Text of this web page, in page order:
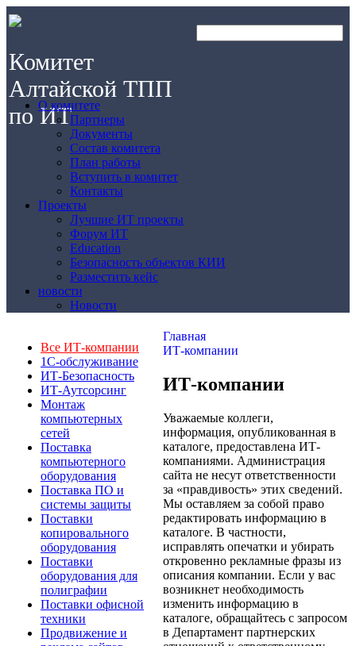
Комитет
Алтайской ТПП
по ИТ
О комитете
Партнеры
Документы
Состав комитета
План работы
Вступить в комитет
Контакты
Проекты
Лучшие ИТ проекты
Форум ИТ
Education
Безопасность объектов КИИ
Разместить кейс
новости
Новости
Все ИТ-компании
1С-обслуживание
ИТ-Безопасность
ИТ-Аутсорсинг
Монтаж
компьютерных
сетей
Поставка
компьютерного
оборудования
Поставка ПО и
системы защиты
Поставки
копировального
оборудования
Поставки
оборудования для
полиграфии
Поставки офисной
техники
Продвижение и
Главная
ИТ-компании
ИТ-компании
Уважаемые коллеги,
информация, опубликованная в
каталоге, предоставлена ИТ-
компаниями. Администрация
сайта не несут ответственности
за «правдивость» этих сведений.
Мы оставляем за собой право
редактировать информацию в
каталоге. В частности,
исправлять опечатки и убирать
откровенно рекламные фразы из
описания компании. Если у вас
возникнет необходимость
изменить информацию в
каталоге, обращайтесь с запросом
в Департамент партнерских